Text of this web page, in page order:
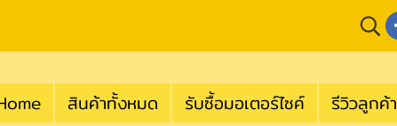
สินค้าทั้งหมด รับซื้อมอเตอร์ไซค์ รีวิวลูกค้า